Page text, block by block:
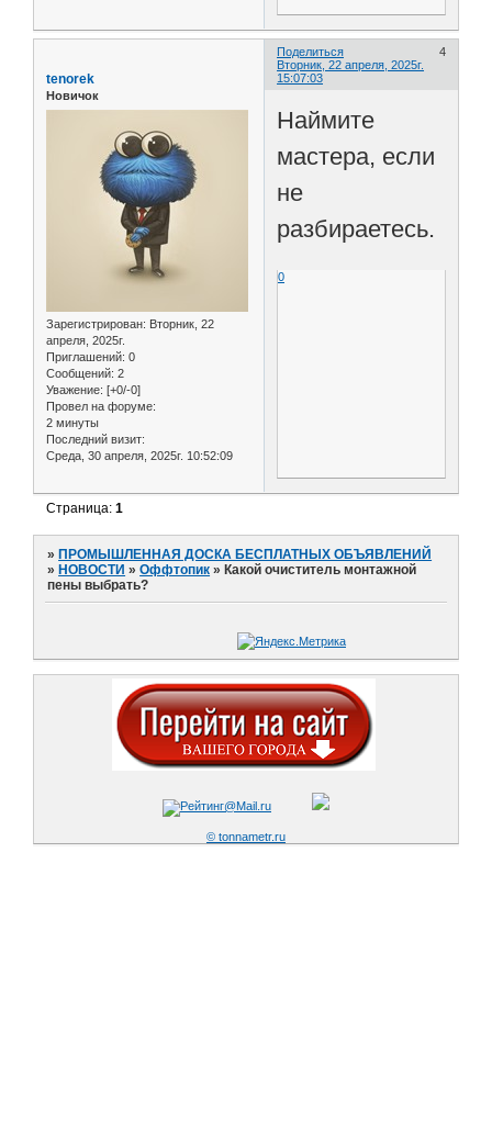
Поделиться
4
Вторник, 22 апреля, 2025г.
15:07:03
tenorek
Новичок
Зарегистрирован: Вторник, 22
апреля, 2025г.
Приглашений: 0
Сообщений: 2
Уважение: [+0/-0]
Провел на форуме:
2 минуты
Последний визит:
Среда, 30 апреля, 2025г. 10:52:09
Наймите
мастера, если
не
разбираетесь.
0
Страница:1
» ПРОМЫШЛЕННАЯ ДОСКА БЕСПЛАТНЫХ ОБЪЯВЛЕНИЙ
» НОВОСТИ »Оффтопик » Какой очиститель монтажной
пены выбрать?
© tonnametr.ru